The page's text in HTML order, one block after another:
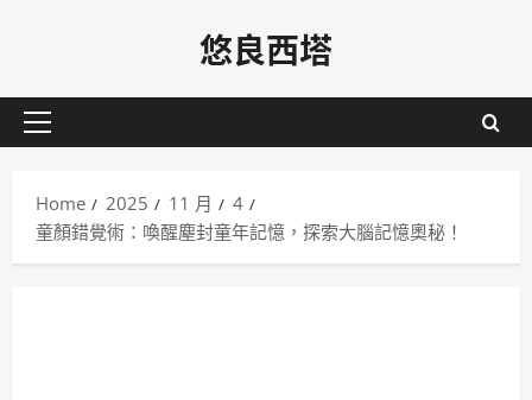
悠良西塔
Primary
Home
2025 11 月
4
童顏錯覺術：喚醒塵封童年記憶，探索大腦記憶奧秘！